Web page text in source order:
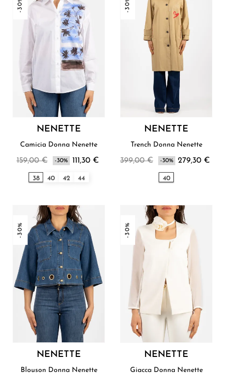
-30%
NENETTE
Camicia Donna Nenette
159,00 € -30% 111,30 €
38 40 42 44
-30%
NENETTE
Trench Donna Nenette
399,00 € -30% 279,30 €
40
-30%
NENETTE
Blouson Donna Nenette
-30%
NENETTE
Giacca Donna Nenette